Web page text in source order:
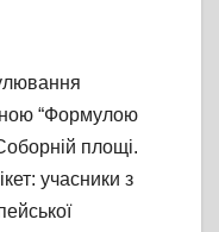
“Формулою
площі.
учасники з